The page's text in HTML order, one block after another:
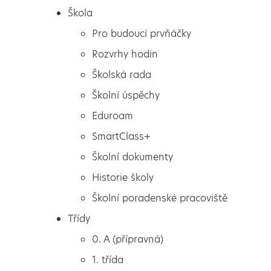
Pro budoucí prvňáčky
Rozvrhy hodin
Školská rada
Škola
Pro budoucí prvňáčky
Rozvrhy hodin
Školská rada
Školní úspěchy
Eduroam
SmartClass+
Školní dokumenty
Historie školy
Školní poradenské pracoviště
Třídy
0. A (přípravná)
1. třída
Masopustní průvod